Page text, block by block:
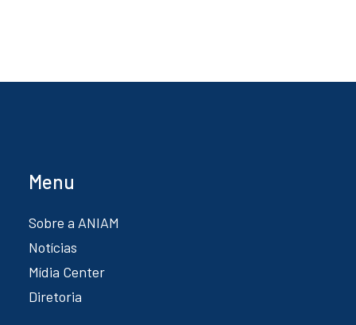
Menu
Sobre a ANIAM
Notícias
Mídia Center
Diretoria